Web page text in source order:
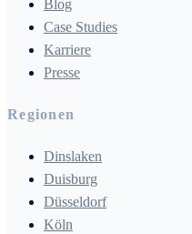
Blog
Case Studies
Karriere
Presse
Regionen
Dinslaken
Duisburg
Düsseldorf
Köln